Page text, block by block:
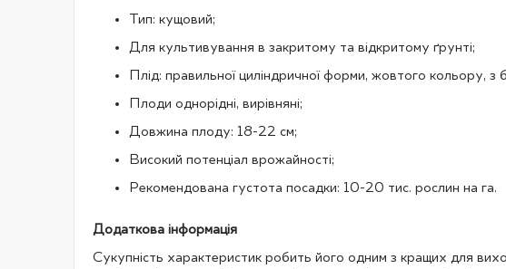
Тип: кущовий;
Для культивування в закритому та відкритому ґрунті;
Плід: правильної циліндричної форми, жовтого кольору,
Плоди однорідні, вирівняні;
Довжина плоду: 18-22 см;
Високий потенціал врожайності;
Рекомендована густота посадки: 10-20 тис. рослин на га.
Додаткова інформація
Сукупність характеристик робить його одним з кращих для